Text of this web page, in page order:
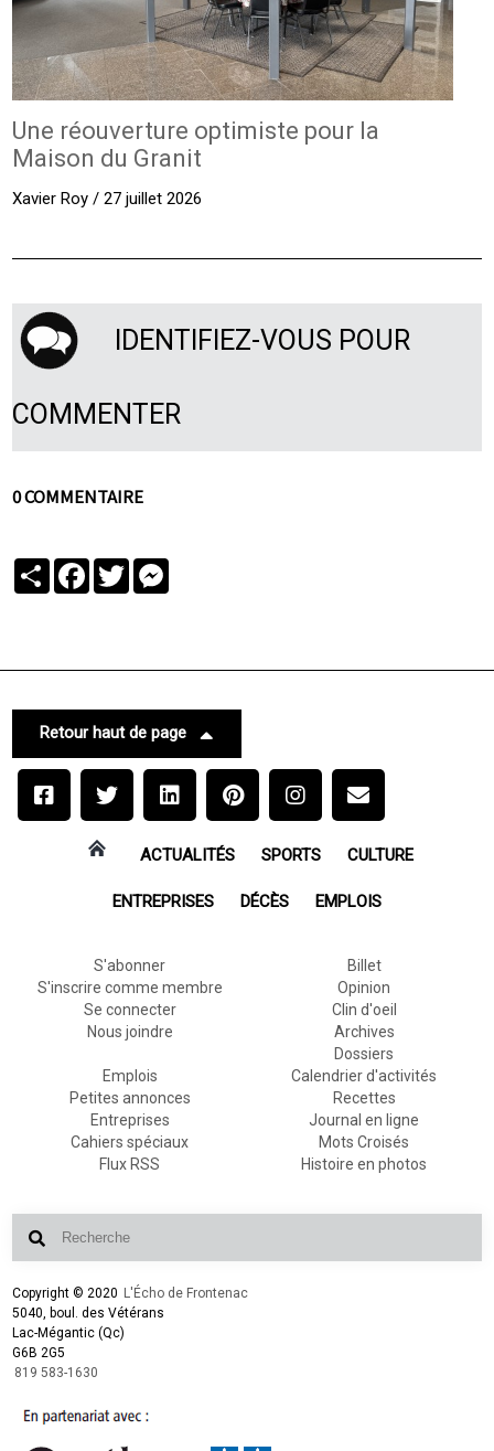
Une réouverture optimiste pour la
Maison du Granit
Xavier Roy / 27 juillet 2026
IDENTIFIEZ-VOUS POUR
COMMENTER
0 COMMENTAIRE
PartagerFacebook
Twitter
Retour haut de page
ACTUALITÉS SPORTS CULTURE
ENTREPRISES DÉCÈS EMPLOIS
S'abonner
S'inscrire comme membre
Se connecter
Nous joindre
Billet
Opinion
Clin d'oeil
Archives
Dossiers
Emplois
Petites annonces
Entreprises
Cahiers spéciaux
Flux RSS
Calendrier d'activités
Recettes
Journal en ligne
Mots Croisés
Histoire en photos
Copyright © 2020 L'Écho de Frontenac
5040, boul. des Vétérans
Lac-Mégantic (Qc)
G6B 2G5
819 583-1630